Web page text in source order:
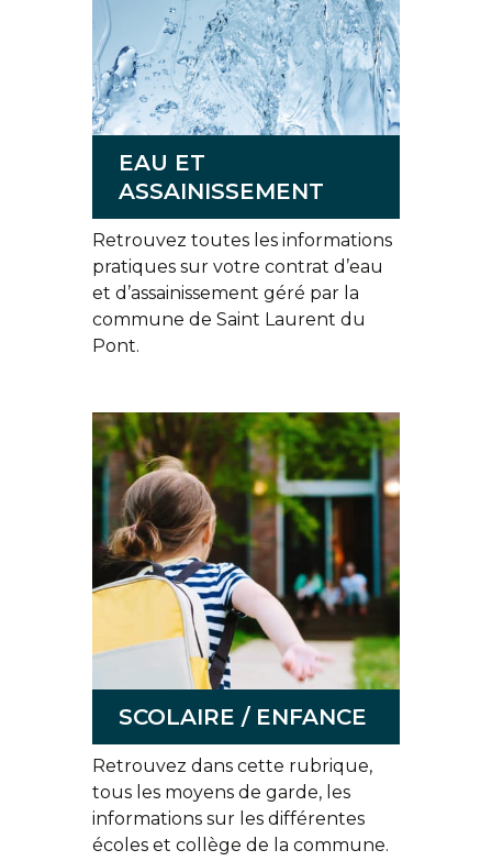
EAU ET
ASSAINISSEMENT
Retrouvez toutes les informations
pratiques sur votre contrat d’eau
et d’assainissement géré par la
commune de Saint Laurent du
Pont.
SCOLAIRE / ENFANCE
Retrouvez dans cette rubrique,
tous les moyens de garde, les
informations sur les différentes
écoles et collège de la commune.